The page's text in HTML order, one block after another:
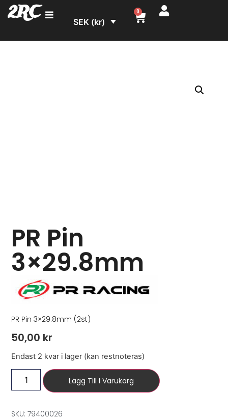
2RC SEK (kr)
0
PR Pin
3×29.8mm
PR Pin 3×29.8mm (2st)
50,00 kr
Endast 2 kvar i lager (kan restnoteras)
Lägg Till I Varukorg
SKU: 79400026